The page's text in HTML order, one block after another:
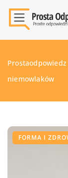
Prostaodpowiedz
niemowlaków
FORMA I